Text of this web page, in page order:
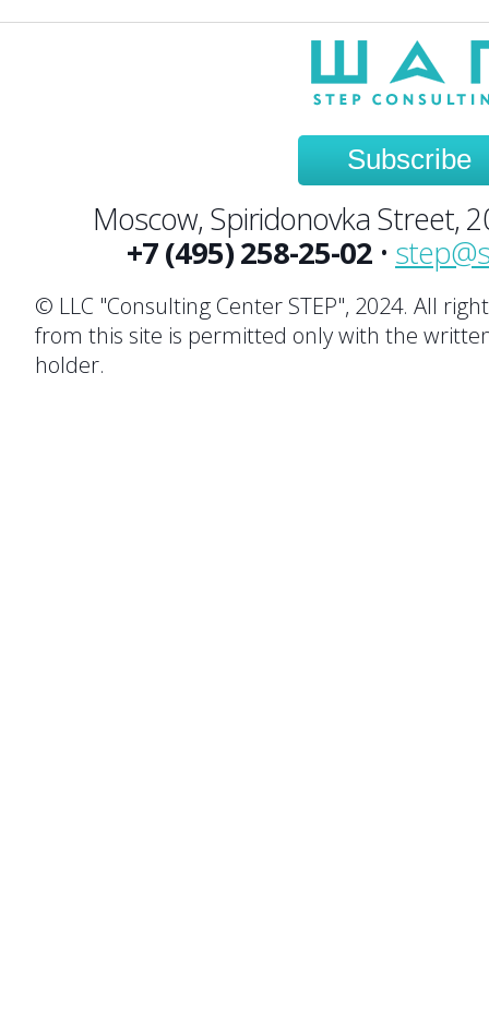
Subscribe
Moscow, Spiridonovka Street,
+7 (495) 258-25-02 •
© LLC "Consulting Center STEP", 2024. All
from this site is permitted only with the
holder.